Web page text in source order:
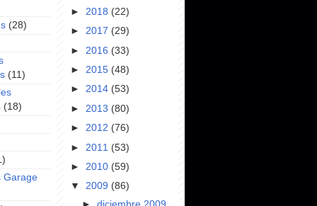
(28)
(11)
(18)
Garage
► 2018 (22)
► 2017 (29)
► 2016 (33)
► 2015 (48)
► 2014 (53)
► 2013 (80)
► 2012 (76)
► 2011 (53)
► 2010 (59)
▼ 2009 (86)